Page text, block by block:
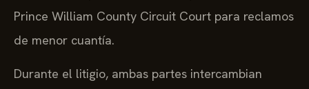
Prince William County Circuit Court para reclamos
de menor cuantía.
Durante el litigio, ambas partes intercambian